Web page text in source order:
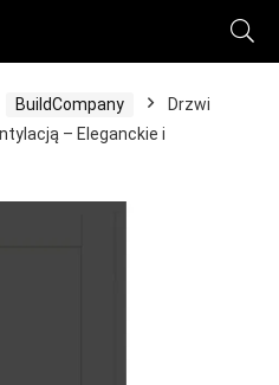
BuildCompany
Drzwi
– Eleganckie i